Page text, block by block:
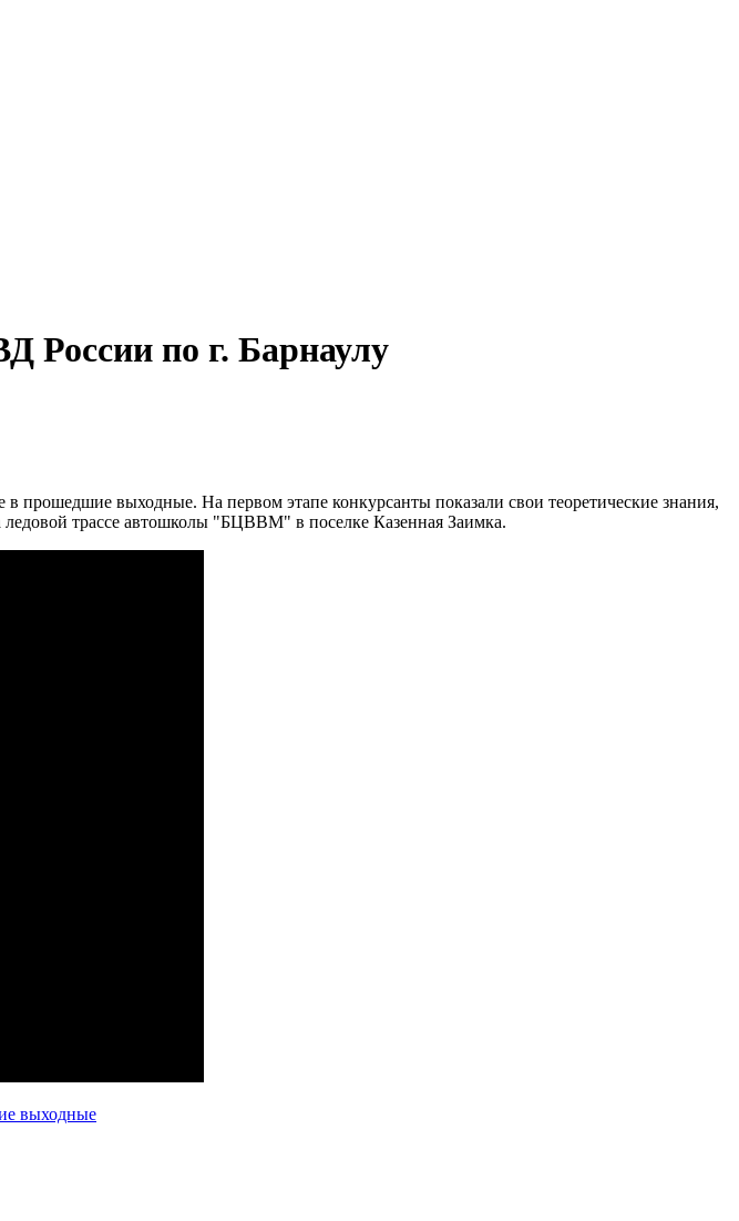
России по г. Барнаулу
прошедшие выходные. На первом этапе конкурсанты показали свои теоретические знания,
ледовой трассе автошколы "БЦВВМ" в поселке Казенная Заимка.
выходные